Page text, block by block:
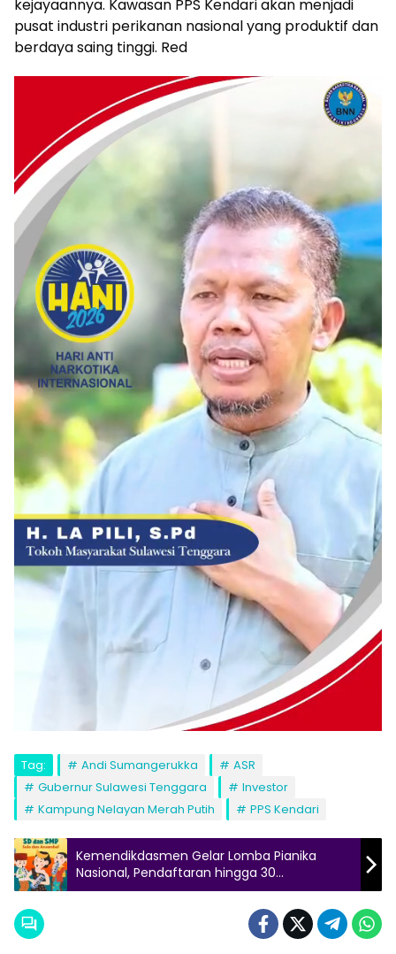
kejayaannya. Kawasan PPS Kendari akan menjadi
pusat industri perikanan nasional yang produktif dan
berdaya saing tinggi. Red
Tag: Andi Sumangerukka
ASR
Gubernur Sulawesi Tenggara
Investor
Kampung Nelayan Merah Putih
PPS Kendari
Kemendikdasmen Gelar Lomba Pianika
Nasional, Pendaftaran hingga 30
September!